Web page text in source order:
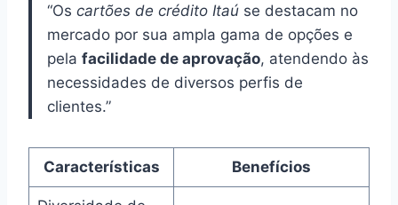
“Os cartões de crédito Itaú se destacam no
mercado por sua ampla gama de opções e
pela facilidade de aprovação, atendendo às
necessidades de diversos perfis de
clientes.”
Características Benefícios